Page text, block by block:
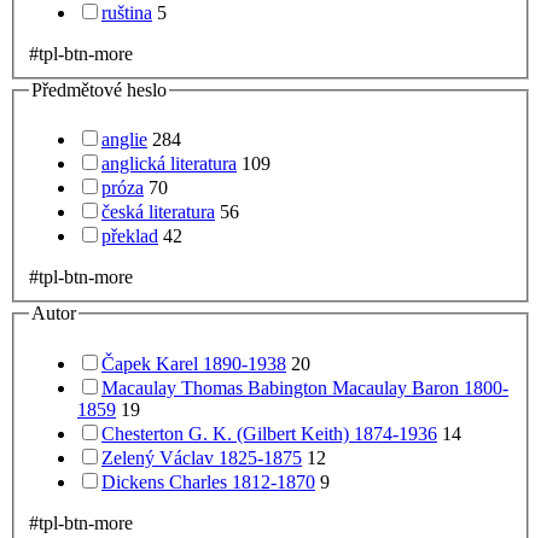
ruština 5
#tpl-btn-more
Předmětové heslo
anglie 284
anglická literatura 109
próza 70
česká literatura 56
překlad 42
#tpl-btn-more
Autor
Čapek Karel 1890-1938 20
Macaulay Thomas Babington Macaulay Baron 1800-
1859 19
Chesterton G. K. (Gilbert Keith) 1874-1936 14
Zelený Václav 1825-1875 12
Dickens Charles 1812-1870 9
#tpl-btn-more